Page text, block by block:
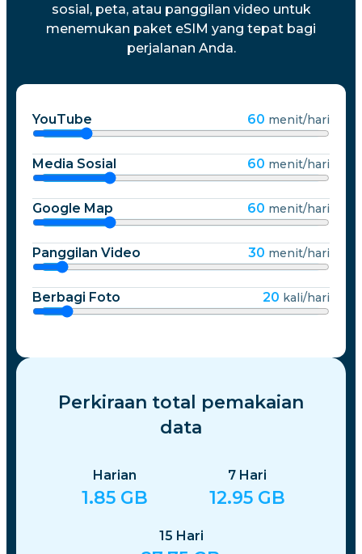
sosial, peta, atau panggilan video untuk
menemukan paket eSIM yang tepat bagi
perjalanan Anda.
YouTube 60 menit/hari
Media Sosial 60 menit/hari
Google Map 60 menit/hari
Panggilan Video 30 menit/hari
Berbagi Foto 20 kali/hari
Perkiraan total pemakaian
data
Harian
1.85 GB
7 Hari
12.95 GB
15 Hari